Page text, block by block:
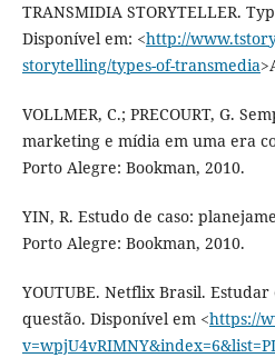
TRANSMIDIA STORYTELLER.
Disponível em: <http://
storytelling/types-of-transmedia
VOLLMER, C.; PRECOURT, G.
marketing e mídia em uma era
Porto Alegre: Bookman, 2010.
YIN, R. Estudo de caso:
Porto Alegre: Bookman, 2010.
YOUTUBE. Netflix Brasil.
questão. Disponível em <https://